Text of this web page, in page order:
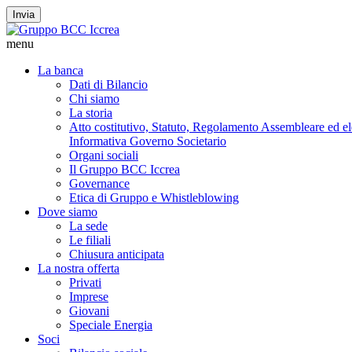
Invia
menu
La banca
Dati di Bilancio
Chi siamo
La storia
Atto costitutivo, Statuto, Regolamento Assembleare ed
Informativa Governo Societario
Organi sociali
Il Gruppo BCC Iccrea
Governance
Etica di Gruppo e Whistleblowing
Dove siamo
La sede
Le filiali
Chiusura anticipata
La nostra offerta
Privati
Imprese
Giovani
Speciale Energia
Soci